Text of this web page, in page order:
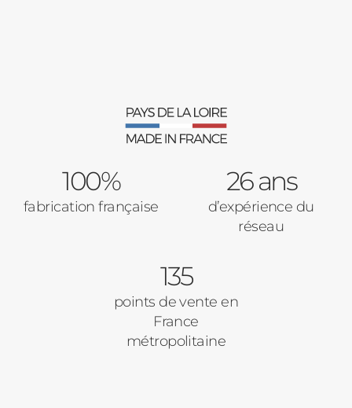
Verrière intérieures
Baies Vitrées
Volets Roulants
Pergolas
Pavillon
100%
fabrication française
26 ans
d’expérience du
réseau
135
points de vente en
France
métropolitaine